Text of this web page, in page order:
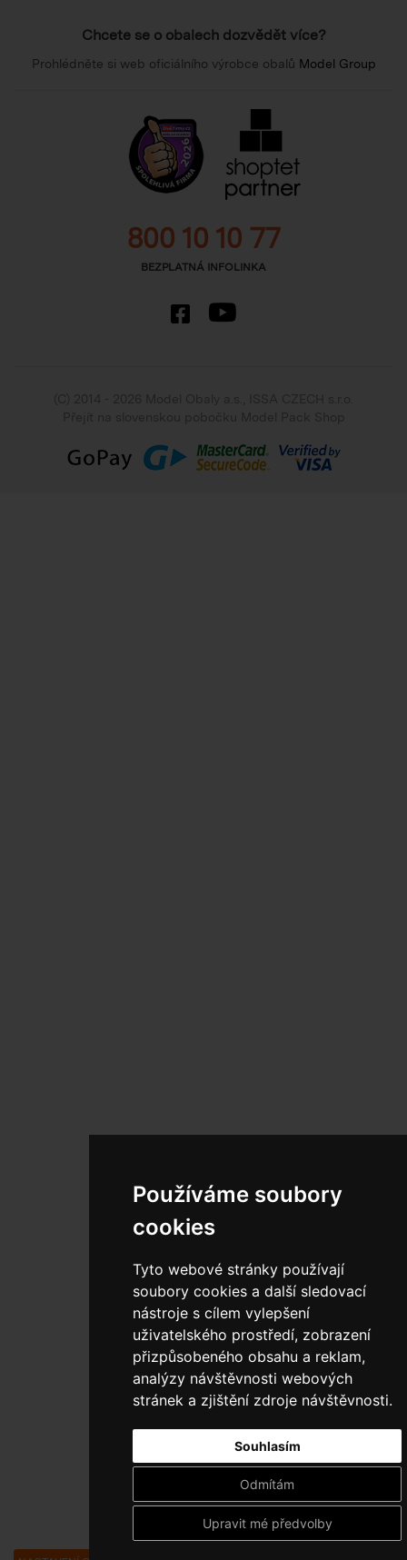
Používáme soubory
cookies
Tyto webové stránky používají
soubory cookies a další sledovací
nástroje s cílem vylepšení
uživatelského prostředí, zobrazení
přizpůsobeného obsahu a reklam,
analýzy návštěvnosti webových
stránek a zjištění zdroje návštěvnosti.
Souhlasím
Odmítám
Upravit mé předvolby
Chcete se o obalech dozvědět více?
Prohlédněte si web oficiálního výrobce obalů Model Group
800 10 10 77
BEZPLATNÁ INFOLINKA